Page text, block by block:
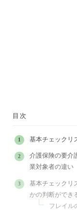
目次
基本チェックリ
介護保険の要介
業対象者の違い
基本チェックリ
かの判断ができ
フレイル